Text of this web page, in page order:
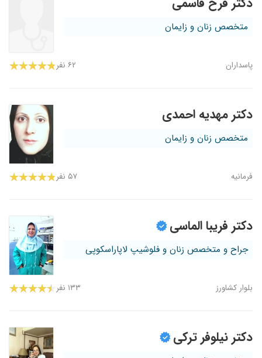
متخصص زنان و زایمان
پاسداران ۶۲ نفر
دکتر مهدیه احمدی
متخصص زنان و زایمان
فرمانیه ۵۷ نفر
دکتر فریبا الماسی
جراح و متخصص زنان و فلوشیپ لاپاراسکوپی
بلوار کشاورز ۱۳۳ نفر
دکتر نیلوفر ترکی